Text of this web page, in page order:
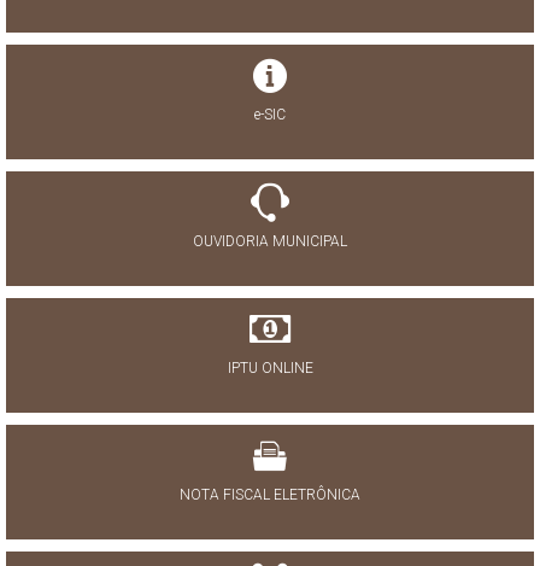
e-SIC
OUVIDORIA MUNICIPAL
IPTU ONLINE
NOTA FISCAL ELETRÔNICA